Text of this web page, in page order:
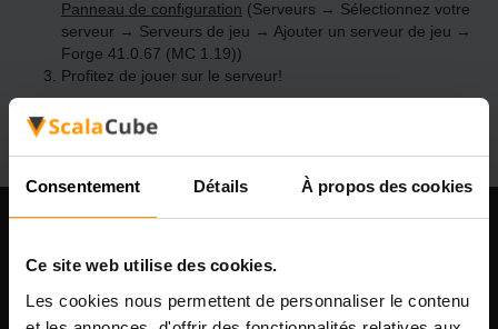
Consentement Détails À propos des cookies
Ce site web utilise des cookies.
Les cookies nous permettent de personnaliser le contenu
Panneau de configuration (Serveurs → Sélectionnez votre
serveur → Serveurs de jeu → Ajouter un serveur de jeu →
Forge 41.0.67 (MC 1.19))
Profitez de jouer sur le serveur!